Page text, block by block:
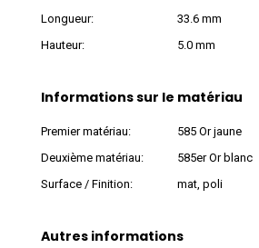
Longueur:
33.6 mm
Hauteur:
5.0 mm
Informations sur le matériau
Premier matériau:
585 Or jaune
Deuxième matériau:
585er Or blanc
Surface / Finition:
mat, poli
Autres informations